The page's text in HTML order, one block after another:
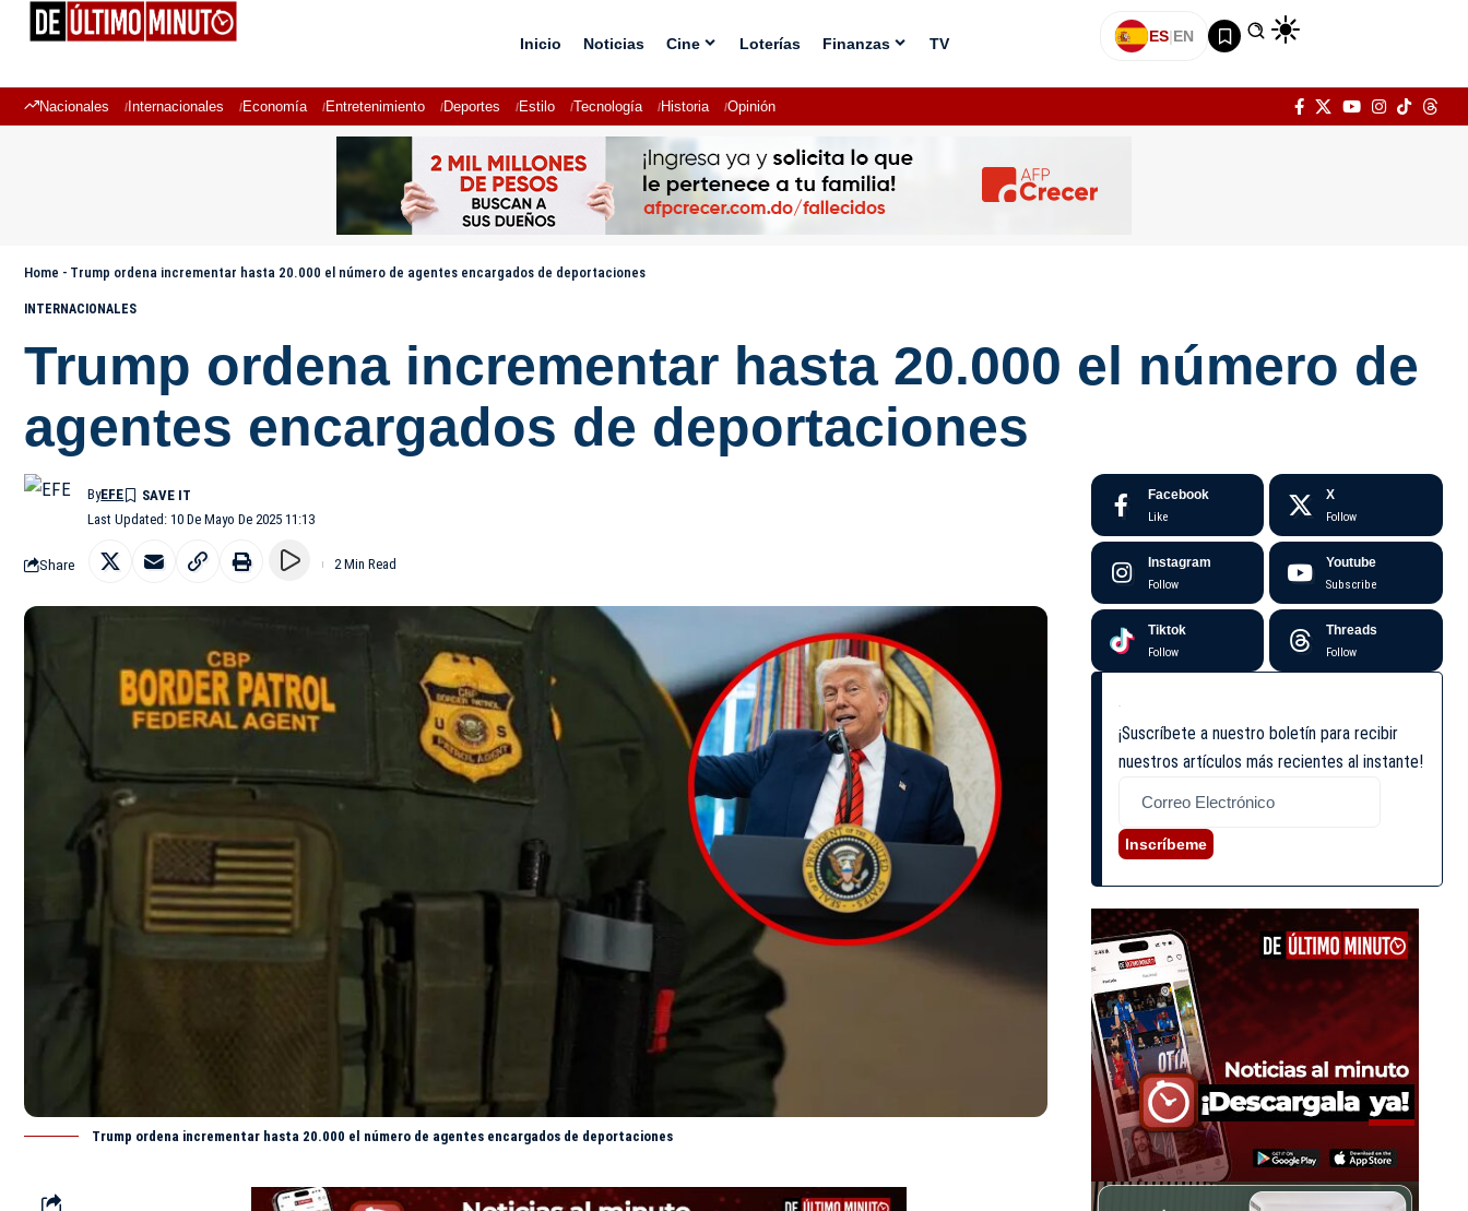
Inicio Noticias Cine Loterías Finanzas TV ES|EN
Nacionales Internacionales Economía Entretenimiento Deportes Estilo Tecnología Historia Opinión
Home - Trump ordena incrementar hasta 20.000 el número de agentes encargados de deportaciones
INTERNACIONALES
Trump ordena incrementar hasta 20.000 el número de
agentes encargados de deportaciones
Last Updated: 10 De Mayo De 2025 11:13
ByEFE
Share 2 Min Read
Trump ordena incrementar hasta 20.000 el número de agentes encargados de deportaciones
Facebook
Like
X
Follow
Instagram
Follow
Youtube
Subscribe
Tiktok
Follow
Threads
Follow
¡Suscríbete a nuestro boletín para recibir
nuestros artículos más recientes al instante!
Inscríbeme